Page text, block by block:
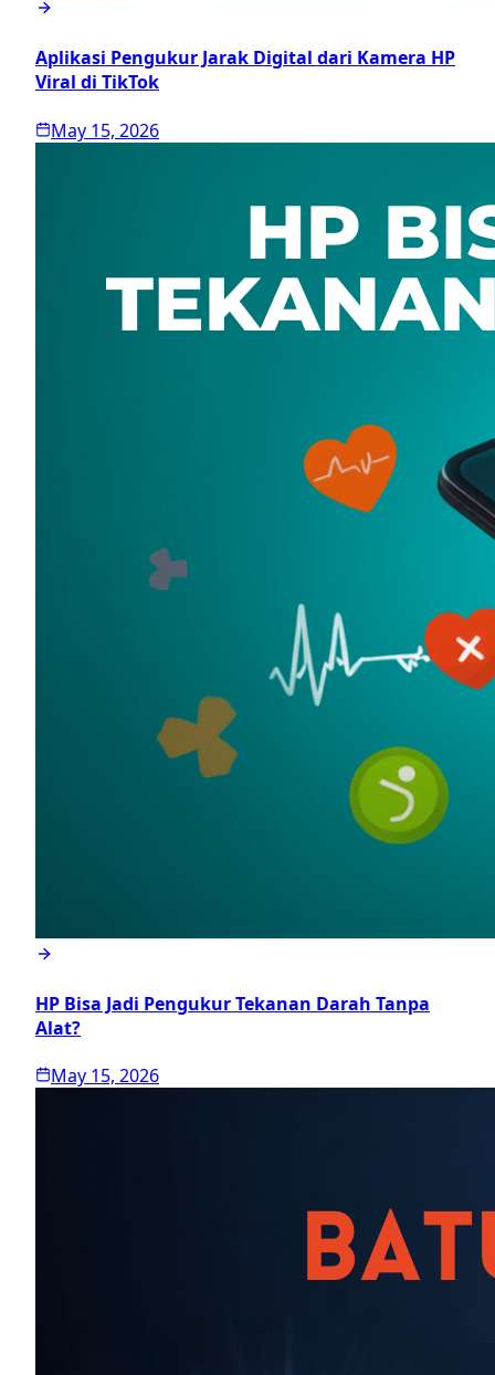
Aplikasi Pengukur Jarak Digital dari Kamera HP
Viral di TikTok
May 15, 2026
HP Bisa Jadi Pengukur Tekanan Darah Tanpa
Alat?
May 15, 2026